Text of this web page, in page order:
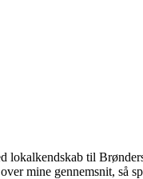
lokalkendskab til
mine gennemsnit, så